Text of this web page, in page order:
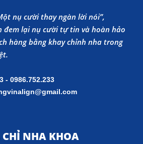
nụ cười thay ngàn lời nói”,
đem lại nụ cười tự tin và hoàn hảo
hàng bằng khay chỉnh nha trong
- 0986.752.233
NHA KHOA